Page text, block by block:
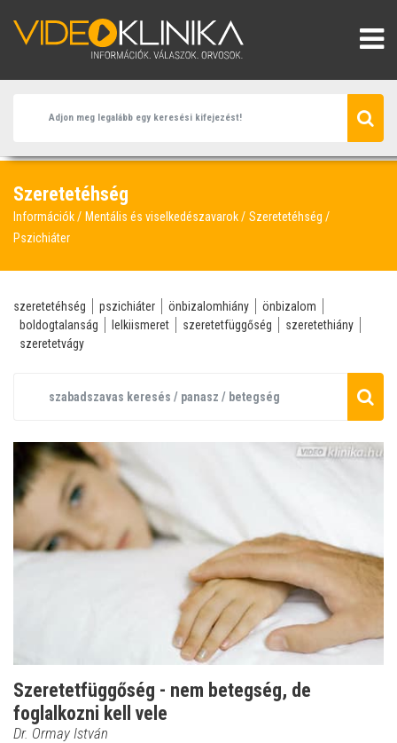
Szeretetéhség
Információk Mentális és viselkedészavarok
Szeretetéhség
Pszichiáter
szeretetéhség pszichiáter önbizalomhiány
önbizalom
boldogtalanság
lelkiismeret szeretetfüggőség
szeretethiány
szeretetvágy
Szeretetfüggőség - nem betegség, de
foglalkozni kell vele
Dr. Ormay István